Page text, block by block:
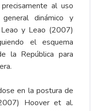
al uso
dinámico y
y Leao (2007)
el esquema
la República para
en la postura de
Hoover et al.